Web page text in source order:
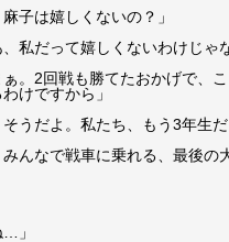
子は嬉しくないの？」
私だって嬉しくないわけじゃ
。2回戦も勝てたおかげで、
けですから」
うだよ。私たち、もう3年生だ
んなで戦車に乗れる、最後の
」